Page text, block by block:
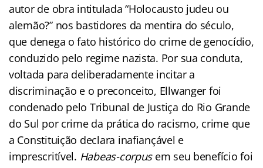
autor de obra intitulada “Holocausto judeu ou
alemão?” nos bastidores da mentira do século,
que denega o fato histórico do crime de genocídio,
conduzido pelo regime nazista. Por sua conduta,
voltada para deliberadamente incitar a
discriminação e o preconceito, Ellwanger foi
condenado pelo Tribunal de Justiça do Rio Grande
do Sul por crime da prática do racismo, crime que
a Constituição declara inafiançável e
imprescritível. Habeas-corpus em seu benefício foi